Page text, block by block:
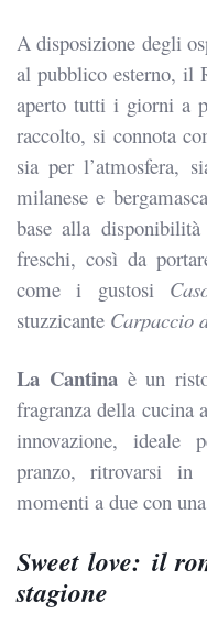
A disposizione degli
al pubblico esterno, il
aperto tutti i giorni a
raccolto, si connota
sia per l’atmosfera,
milanese e
base alla
freschi, così da
come i gustosi
stuzzicante Carpaccio
La Cantinaè un
fragranza della cucina
innovazione, ideale
pranzo, ritrovarsi in
momenti a due con
Sweet love: il
stagione